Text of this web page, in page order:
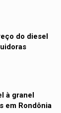
do diesel
à granel
em Rondônia